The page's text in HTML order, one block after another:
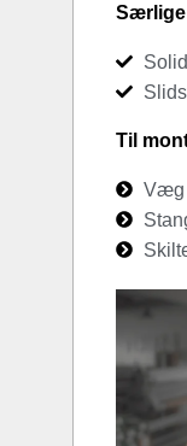
Særlige
Til
Væg